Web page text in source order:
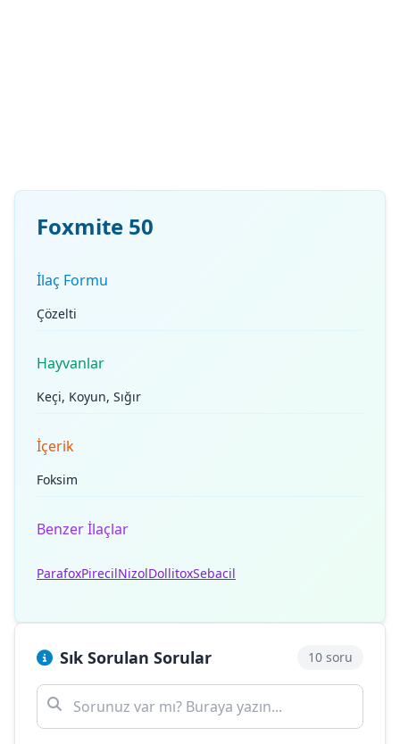
Foxmite 50
İlaç Formu
Çözelti
Hayvanlar
Keçi, Koyun, Sığır
İçerik
Foksim
Benzer İlaçlar
ParafoxPirecilNizolDollitoxSebacil
Sık Sorulan Sorular 10 soru